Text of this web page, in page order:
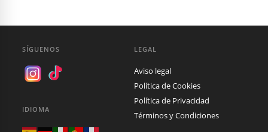
SÍGUENOS
IDIOMA
LEGAL
Aviso legal
Política de Cookies
Política de Privacidad
Términos y Condiciones